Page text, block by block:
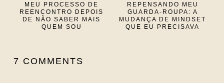
MEU PROCESSO DE
REENCONTRO DEPOIS
DE NÃO SABER MAIS
QUEM SOU
REPENSANDO MEU
GUARDA-ROUPA: A
MUDANÇA DE MINDSET
QUE EU PRECISAVA
7 COMMENTS